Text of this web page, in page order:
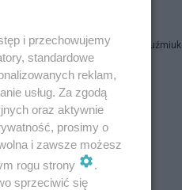
Zbigniew Kuźmiuk
Napisz notkę
i przechowujemy
standardowe
reklam,
usług. Za zgodą
oraz aktywnie
prosimy o
i zawsze możesz
rogu strony
.
sprzeciwić się